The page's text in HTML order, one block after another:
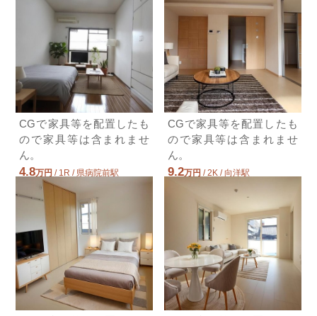
8.7万円(管理費5000円)
1LDK / 43.73㎡ / 築4年
広島県広島市西区南観音６丁目
4.6万円ＪＲ可部線/安芸長束
ＪＲ可部線/安芸長束 歩12分
4.6万円(管理費2300円)
1SK / 31.65㎡ / 築14年
広島県広島市安佐南区長束西２丁目
CGで家具等を配置したも
ので家具等は含まれませ
ん。
4.8万円 / 1R / 県病院前駅
広島県広島市南区翠５丁目
CGで家具等を配置したも
ので家具等は含まれませ
ん。
9.2万円 / 2K / 向洋駅
広島県広島市南区仁保新町１丁目